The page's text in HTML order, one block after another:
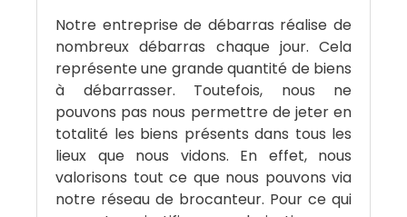
Notre entreprise de débarras réalise de
nombreux débarras chaque jour. Cela
représente une grande quantité de biens
à débarrasser. Toutefois, nous ne
pouvons pas nous permettre de jeter en
totalité les biens présents dans tous les
lieux que nous vidons. En effet, nous
valorisons tout ce que nous pouvons via
notre réseau de brocanteur. Pour ce qui